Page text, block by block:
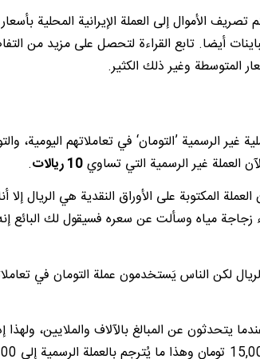
الأموال إلى العملة الإيرانية المحلية
أيضا. تابع القراءة لتحصل على مزيد من
المتوسطة وغير ذلك الكثير.
غير الرسمية ’التومان‘ في تعاملاتهم اليومية،
العملة غير الرسمية التي تساوي10 ريالات
.
المكتوبة على الأوراق النقدية هي الريال
لكن الناس يَستخدمون عملة التومان في
يتحدثون عن المبالغ بالآلاف والملايين،